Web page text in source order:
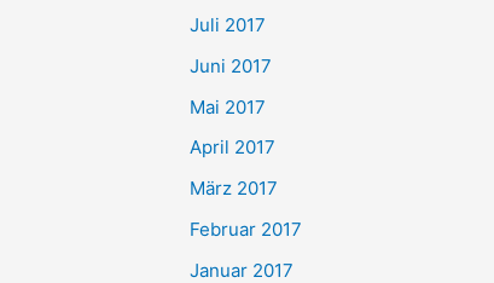
Juli 2017
Juni 2017
Mai 2017
April 2017
März 2017
Februar 2017
Januar 2017